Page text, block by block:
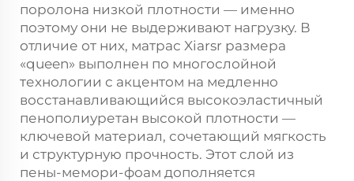
поролона низкой плотности — именно
поэтому они не выдерживают нагрузку. В
отличие от них, матрас Xiarsr размера
«queen» выполнен по многослойной
технологии с акцентом на медленно
восстанавливающийся высокоэластичный
пенополиуретан высокой плотности —
ключевой материал, сочетающий мягкость
и структурную прочность. Этот слой из
пены-мемори-фоам дополняется